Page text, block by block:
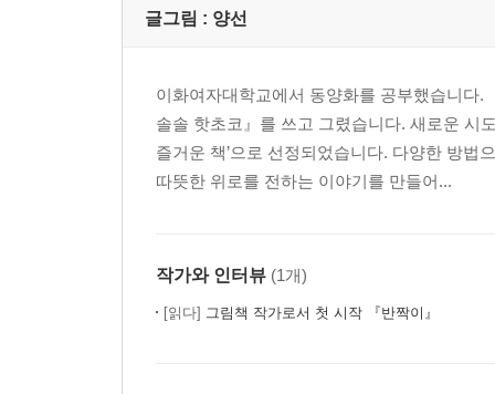
글그림 : 양선
이화여자대학교에서 동양화를 공부했습니다
솔솔 핫초코』를 쓰고 그렸습니다. 새로운 시
즐거운 책’으로 선정되었습니다. 다양한 방법
따뜻한 위로를 전하는 이야기를 만들어...
작가와 인터뷰 (1개)
[읽다] 그림책 작가로서 첫 시작 『반짝이』